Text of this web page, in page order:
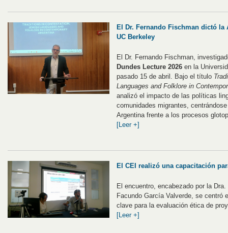
El Dr. Fernando Fischman dictó la
UC Berkeley
El Dr. Fernando Fischman,
Dundes Lecture 2026 en la
pasado 15 de abril. Bajo el título
Languages and Folklore in
analizó el impacto de las políticas
comunidades migrantes,
Argentina frente a los procesos
[Leer +]
El CEI realizó una capacitación
El encuentro, encabezado por la
Facundo García Valverde, se centró
clave para la evaluación ética de
[Leer +]